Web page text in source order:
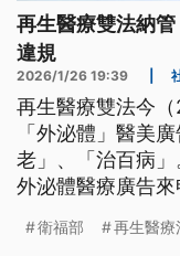
再生醫療雙法納
違規
2026/1/26 19:39
再生醫療雙法今
「外泌體」醫美
老」、「治百病
外泌體醫療廣告
件，已移交地方
衛福部 再生醫療